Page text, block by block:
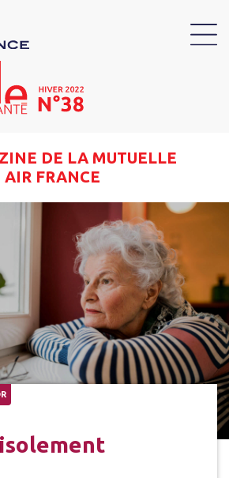
DE LA MUTUELLE
AIR FRANCE